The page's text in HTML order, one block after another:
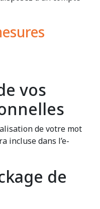
vos
de votre mot
incluse dans l’e-
de